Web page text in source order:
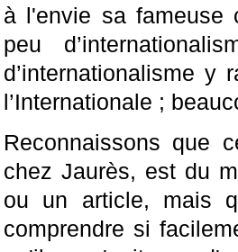
à l'envie sa
peu
d’internationalisme y
l’Internationale ;
Reconnaissons que
chez Jaurès, est du
ou un article, mais
comprendre si